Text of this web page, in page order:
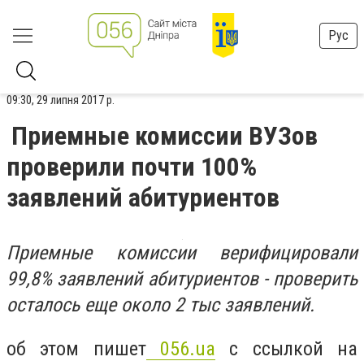
Рус
09:30, 29 липня 2017 р.
Приемные комиссии ВУЗов
проверили почти 100%
заявлений абитуриентов
Приемные комиссии верифицировали
99,8% заявлений абитуриентов - проверить
осталось еще около 2 тыс заявлений.
об этом пишет056.ua с ссылкой на